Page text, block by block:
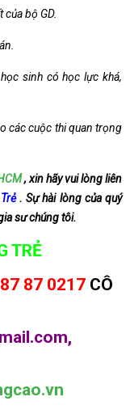
bộ GD.
sinh có học lực khá,
các cuộc thi quan trọng
, xin hãy vui lòng liên
. Sự hài lòng của quý
sư chúng tôi.
TRẺ
87 0217 CÔ